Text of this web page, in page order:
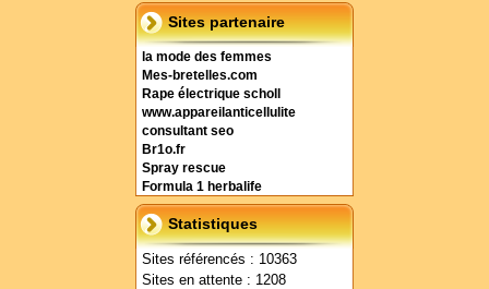
Sites partenaire
la mode des femmes
Mes-bretelles.com
Rape électrique scholl
www.appareilanticellulite
consultant seo
Br1o.fr
Spray rescue
Formula 1 herbalife
Statistiques
Sites référencés : 10363
Sites en attente : 1208